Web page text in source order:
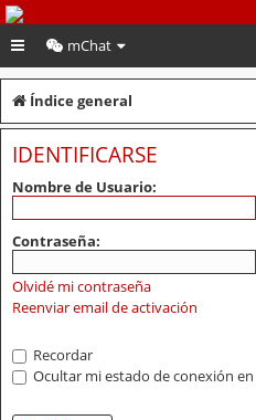
PeruVoley.com
mChat
Índice general
IDENTIFICARSE
Nombre de Usuario:
Contraseña:
Olvidé mi contraseña
Reenviar email de activación
Recordar
Ocultar mi estado de conexión en